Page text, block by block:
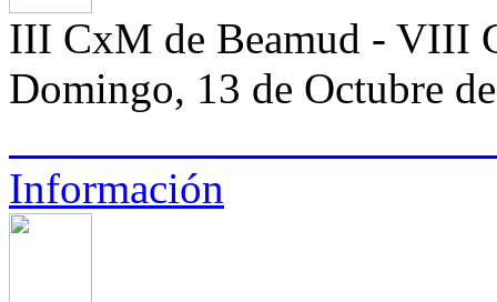
III CxM de Beamud - VIII
Domingo, 13 de Octubre
Información